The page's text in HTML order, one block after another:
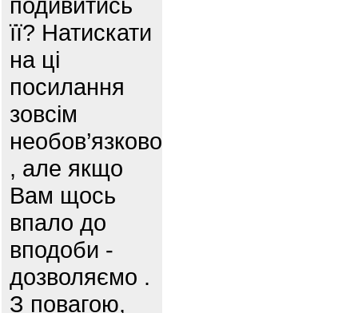
її? Натискати
на ці
посилання
зовсім
необов’язково
, але якщо
Вам щось
впало до
вподоби -
дозволяємо .
З повагою,